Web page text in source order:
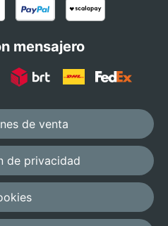
mensajero
de venta
de privacidad